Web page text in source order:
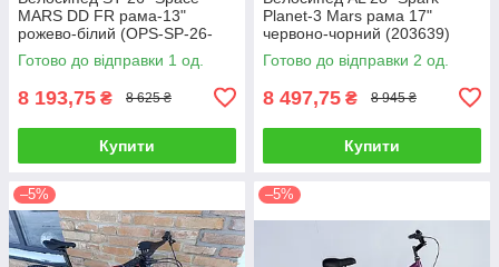
MARS DD FR рама-13"
рожево-білий (OPS-SP-26-
036)
Готово до відправки 1 од.
8 193,75 ₴ 8 625 ₴
Купити
Planet-3 Mars рама 17"
червоно-чорний (203639)
Готово до відправки 2 од.
8 497,75 ₴ 8 945 ₴
Купити
–5% –5%